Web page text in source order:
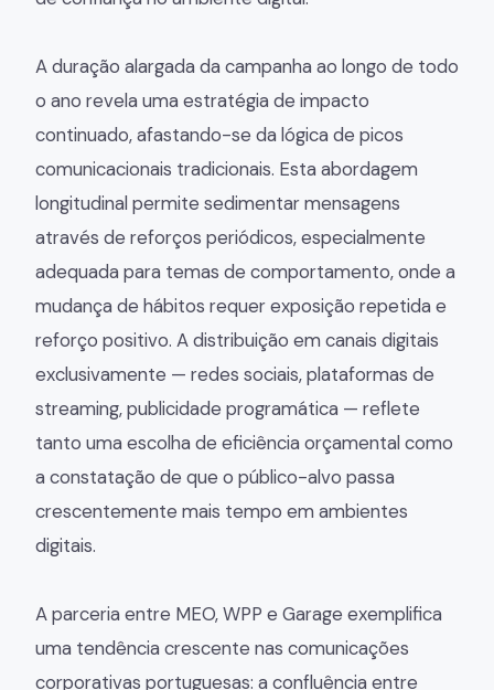
A duração alargada da campanha ao longo de todo
o ano revela uma estratégia de impacto
continuado, afastando-se da lógica de picos
comunicacionais tradicionais. Esta abordagem
longitudinal permite sedimentar mensagens
através de reforços periódicos, especialmente
adequada para temas de comportamento, onde a
mudança de hábitos requer exposição repetida e
reforço positivo. A distribuição em canais digitais
exclusivamente — redes sociais, plataformas de
streaming, publicidade programática — reflete
tanto uma escolha de eficiência orçamental como
a constatação de que o público-alvo passa
crescentemente mais tempo em ambientes
digitais.
A parceria entre MEO, WPP e Garage exemplifica
uma tendência crescente nas comunicações
corporativas portuguesas: a confluência entre